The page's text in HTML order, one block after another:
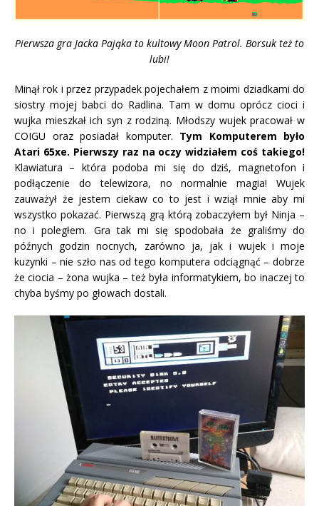
Pierwsza gra Jacka Pająka to kultowy Moon Patrol. Borsuk też to
lubi!
Minął rok i przez przypadek pojechałem z moimi dziadkami do
siostry mojej babci do Radlina. Tam w domu oprócz cioci i
wujka mieszkał ich syn z rodziną. Młodszy wujek pracował w
COIGU oraz posiadał komputer. Tym Komputerem było
Atari 65xe. Pierwszy raz na oczy widziałem coś takiego!
Klawiatura – która podoba mi się do dziś, magnetofon i
podłączenie do telewizora, no normalnie magia! Wujek
zauważył że jestem ciekaw co to jest i wziął mnie aby mi
wszystko pokazać. Pierwszą grą którą zobaczyłem był Ninja –
no i poległem. Gra tak mi się spodobała że graliśmy do
późnych godzin nocnych, zarówno ja, jak i wujek i moje
kuzynki – nie szło nas od tego komputera odciągnąć – dobrze
że ciocia – żona wujka – też była informatykiem, bo inaczej to
chyba byśmy po głowach dostali.